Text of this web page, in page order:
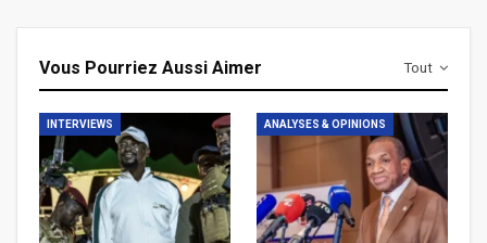
Tout
Vous Pourriez Aussi Aimer
INTERVIEWS ANALYSES & OPINIONS